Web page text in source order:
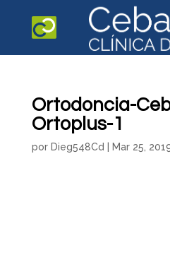
Ortodoncia-
Ortoplus-1
por Dieg548Cd Mar 25,